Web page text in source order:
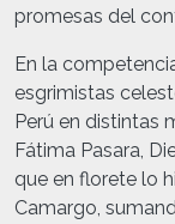
promesas del
En la
esgrimistas
Perú en distintas
Fátima Pasara,
que en florete lo
Camargo,